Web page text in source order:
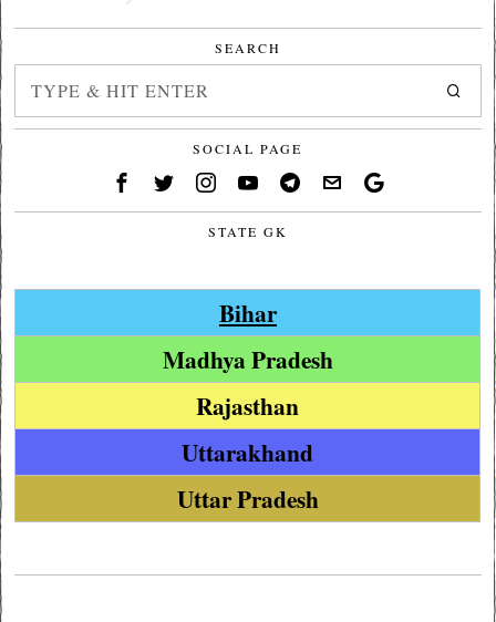
SEARCH
SOCIAL PAGE
STATE GK
Bihar
Madhya Pradesh
Rajasthan
Uttarakhand
Uttar Pradesh